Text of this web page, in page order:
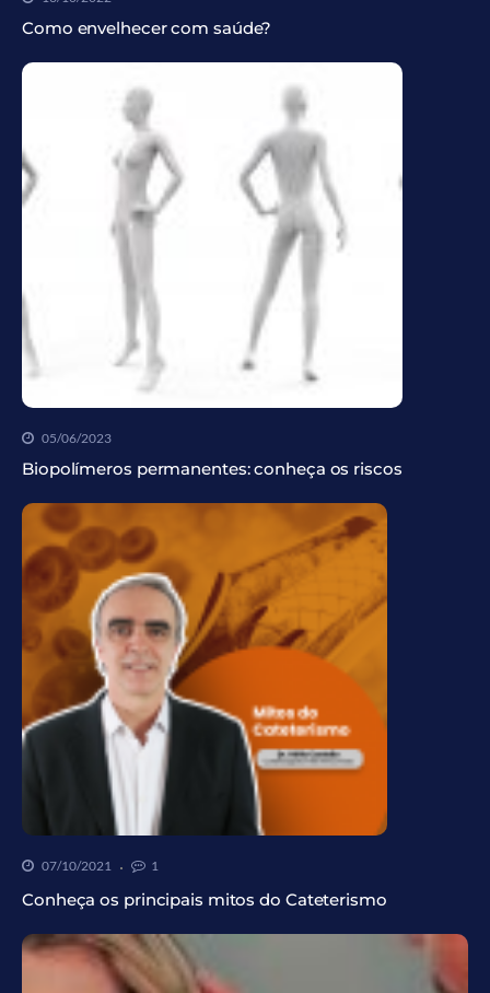
Como envelhecer com saúde?
05/06/2023
Biopolímeros permanentes: conheça os riscos
07/10/2021 1
Conheça os principais mitos do Cateterismo